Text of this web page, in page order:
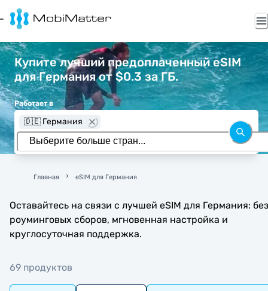
Купите лучший предоплаченный eSIM
для Германия от $0.3 за ГБ.
Работает в
🇩🇪 Германия
Главная eSIM для Германия
Оставайтесь на связи с лучшей eSIM для Германия: без
роуминговых сборов, мгновенная настройка и
круглосуточная поддержка.
69 продуктов